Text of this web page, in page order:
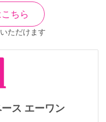
ちら
ただけます
ス エーワン